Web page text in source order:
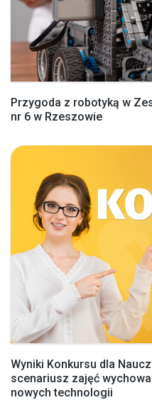
Przygoda z robotyką w
nr 6 w Rzeszowie
Wyniki Konkursu dla
scenariusz zajęć
nowych technologii